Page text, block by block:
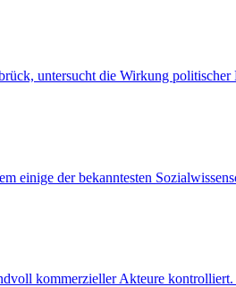
untersucht die Wirkung
einige der bekanntesten
kommerzieller Akteure